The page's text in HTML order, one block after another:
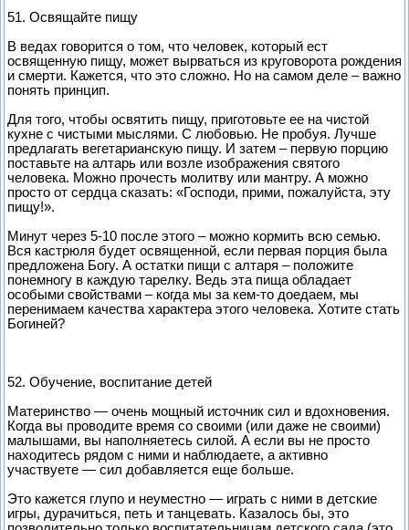
51. Освящайте пищу
В ведах говорится о том, что человек, который ест
освященную пищу, может вырваться из круговорота рождения
и смерти. Кажется, что это сложно. Но на самом деле – важно
понять принцип.
Для того, чтобы освятить пищу, приготовьте ее на чистой
кухне с чистыми мыслями. С любовью. Не пробуя. Лучше
предлагать вегетарианскую пищу. И затем – первую порцию
поставьте на алтарь или возле изображения святого
человека. Можно прочесть молитву или мантру. А можно
просто от сердца сказать: «Господи, прими, пожалуйста, эту
пищу!».
Минут через 5-10 после этого – можно кормить всю семью.
Вся кастрюля будет освященной, если первая порция была
предложена Богу. А остатки пищи с алтаря – положите
понемногу в каждую тарелку. Ведь эта пища обладает
особыми свойствами – когда мы за кем-то доедаем, мы
перенимаем качества характера этого человека. Хотите стать
Богиней?
52. Обучение, воспитание детей
Материнство — очень мощный источник сил и вдохновения.
Когда вы проводите время со своими (или даже не своими)
малышами, вы наполняетесь силой. А если вы не просто
находитесь рядом с ними и наблюдаете, а активно
участвуете — сил добавляется еще больше.
Это кажется глупо и неуместно — играть с ними в детские
игры, дурачиться, петь и танцевать. Казалось бы, это